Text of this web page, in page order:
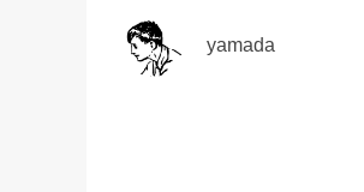
yamada